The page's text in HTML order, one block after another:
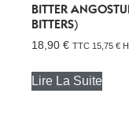
BITTER
BITTERS)
18,90 € TTC 15,75 €
Lire La Suite